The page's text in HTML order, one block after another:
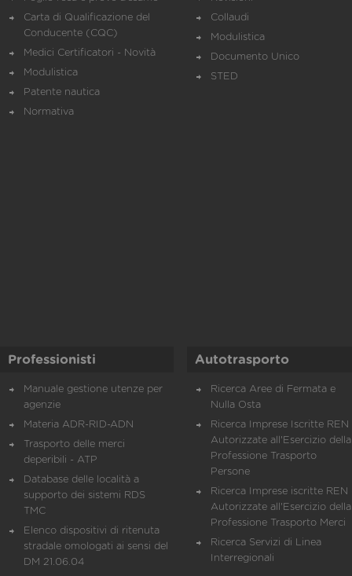
Carta di Qualificazione del
Conducente (CQC)
Medici Certificatori - Novità
Modulistica
Patente nautica
Normativa
Collaudi
Modulistica
Documento Unico
STED
Professionisti
Manuale gestione utenze per
agenzie
Materia ADR-RID-ADN
Trasporto delle merci
deperibili - ATP
Database delle località a
supporto dei sistemi RDS
TMC
Elenco dispositivi di ritenuta
stradale omologati ai sensi del
DM 21.06.04
Autotrasporto
Ricerca Aree di Fermata e
Nulla Osta
Ricerca Imprese Iscritte REN
Autorizzate all'Esercizio della
Professione Trasporto
Persone
Ricerca Imprese iscritte REN
Autorizzate all'Esercizio della
Professione Trasporto Merci
Ricerca Servizi di Linea
Interregionali